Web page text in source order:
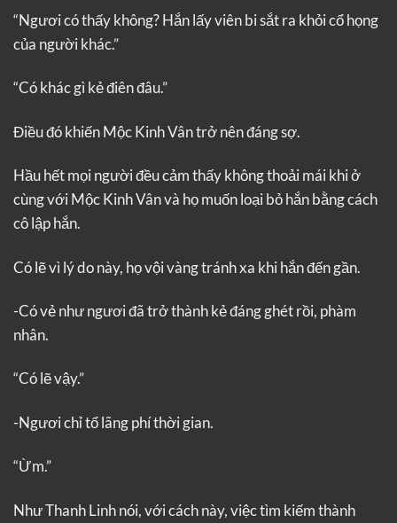
“Ngươi có thấy không? Hắn lấy viên bi sắt ra khỏi cổ họng
của người khác.”
“Có khác gì kẻ điên đâu.”
Điều đó khiến Mộc Kinh Vân trở nên đáng sợ.
Hầu hết mọi người đều cảm thấy không thoải mái khi ở
cùng với Mộc Kinh Vân và họ muốn loại bỏ hắn bằng cách
cô lập hắn.
Có lẽ vì lý do này, họ vội vàng tránh xa khi hắn đến gần.
-Có vẻ như ngươi đã trở thành kẻ đáng ghét rồi, phàm
nhân.
“Có lẽ vậy.”
-Ngươi chỉ tổ lãng phí thời gian.
“Ừm.”
Như Thanh Linh nói, với cách này, việc tìm kiếm thành